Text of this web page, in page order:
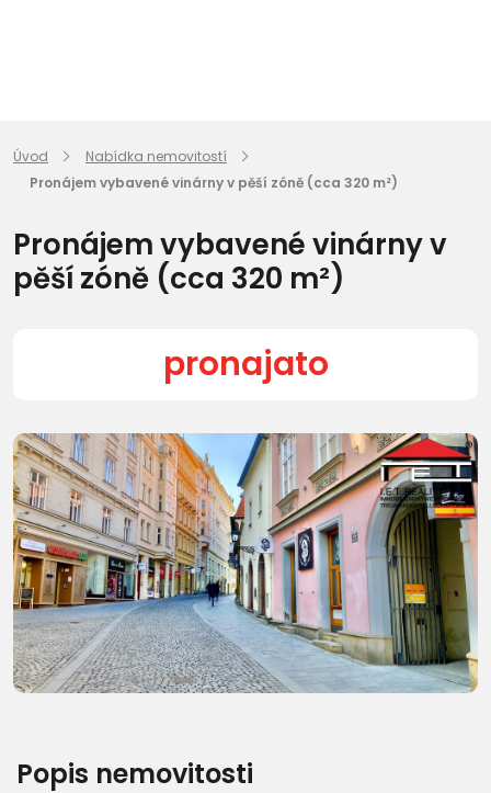
Úvod
Nabídka nemovitostí
Pronájem vybavené vinárny v pěší zóně (cca 320 m²)
Pronájem vybavené vinárny v
pěší zóně (cca 320 m²)
pronajato
Další fotografie (19)
Popis nemovitosti